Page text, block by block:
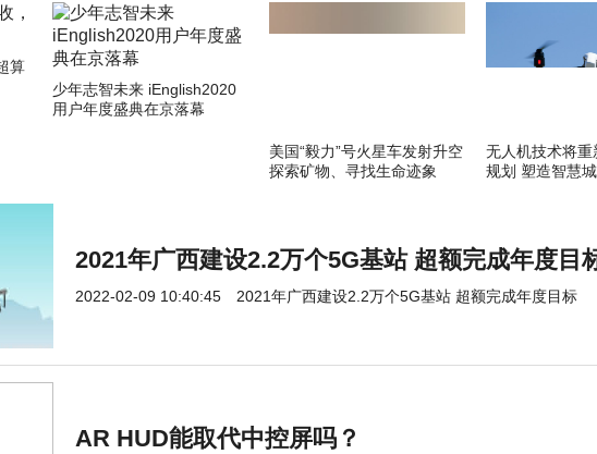
算
少年志智未来 iEnglish2020
用户年度盛典在京落幕
美国“毅力”号火星车发射升空
探索矿物、寻找生命迹象
无人机技术将重
规划 塑造智慧
2021年广西建设2.2万个5G基站 超额完成年度目
2022-02-09 10:40:45 2021年广西建设2.2万个5G基站 超额完成年度目标
AR HUD能取代中控屏吗？